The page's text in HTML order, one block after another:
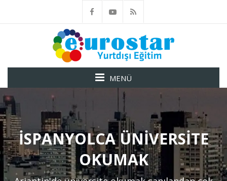
MENÜ
İSPANYOLCA ÜNIVERSITE
OKUMAK